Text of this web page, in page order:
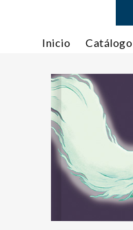
Inicio Catálogo